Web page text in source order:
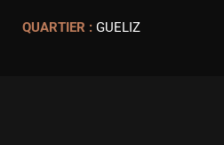
QUARTIER : GUELIZ